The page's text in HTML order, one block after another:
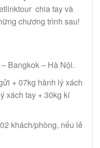
chia tay và
chương trình sau!
Bangkok – Hà Nội.
+ 07kg hành lý xách
xách tay + 30kg kí
khách/phòng, nếu lẻ